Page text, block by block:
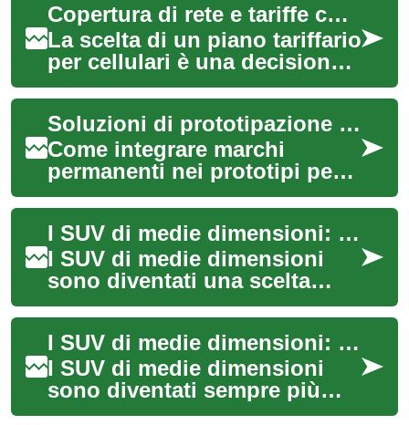
Copertura di rete e tariffe convenienti
La scelta di un piano tariffario
per cellulari è una decisione
importante che influisce sulla
nostra capacità di rima...
Soluzioni di prototipazione rapida per prodotti con marchi permanenti
Come integrare marchi
permanenti nei prototipi per
testare design, funzionalità e
usabilità. L'articolo illustra
mate...
I SUV di medie dimensioni: Una guida completa
I SUV di medie dimensioni
sono diventati una scelta
popolare per molte famiglie
italiane, offrendo un
equilibrio tra ...
I SUV di medie dimensioni: un'opzione versatile per le famiglie italiane
I SUV di medie dimensioni
sono diventati sempre più
popolari tra le famiglie